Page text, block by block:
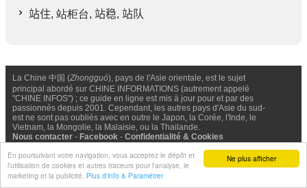
Ne plus afficher
En poursuivant votre navigation, vous acceptez le dépôt et
l'utilisation de cookies et autres traceurs pour l'analyse, le
marketing et la publicité. Plus d'info & Paramétrer
站住, 站柜台, 站稳, 站队
La Chine 中国 (Zhongguó), pays de l'Asie orientale, est le sujet
principal abordé sur CHINE INFORMATIONS (autrement appelé
"CHINE INFOS") ; ce guide en ligne est mis à jour pour et par des
passionnés depuis 2001. Cependant, les autres pays d'Asie du sud-
est ne sont pas oubliés avec en outre le Japon, la Corée, l'Inde, le
Vietnam, la Mongolie, la Malaisie, ou la Thailande.
Nous contacter - Facebook - Confidentialité & Cookies
© Chine Informations, 2026 - Tous droits réservés (depuis 2001)